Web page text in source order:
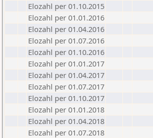
Elozahl per 01.10.2015
Elozahl per 01.01.2016
Elozahl per 01.04.2016
Elozahl per 01.07.2016
Elozahl per 01.10.2016
Elozahl per 01.01.2017
Elozahl per 01.04.2017
Elozahl per 01.07.2017
Elozahl per 01.10.2017
Elozahl per 01.01.2018
Elozahl per 01.04.2018
Elozahl per 01.07.2018